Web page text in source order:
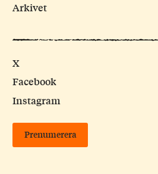
Arkivet
X
Facebook
Instagram
Prenumerera